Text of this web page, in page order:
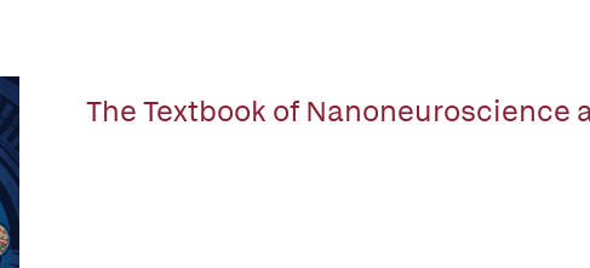
The Textbook of Nanoneuroscience